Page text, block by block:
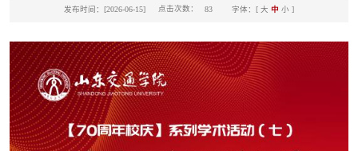
发布时间：[2026-06-15] 点击次数： 83 字体：[ 大 中 小 ]